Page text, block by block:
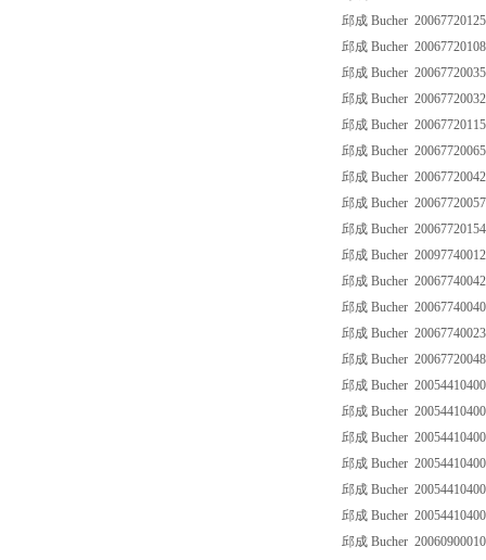
邱成 Bucher
邱成 Bucher
邱成 Bucher
邱成 Bucher
邱成 Bucher
邱成 Bucher
邱成 Bucher
邱成 Bucher
邱成 Bucher
邱成 Bucher
邱成 Bucher
邱成 Bucher
邱成 Bucher
邱成 Bucher
邱成 Bucher
邱成 Bucher
邱成 Bucher
邱成 Bucher
邱成 Bucher
邱成 Bucher
邱成 Bucher